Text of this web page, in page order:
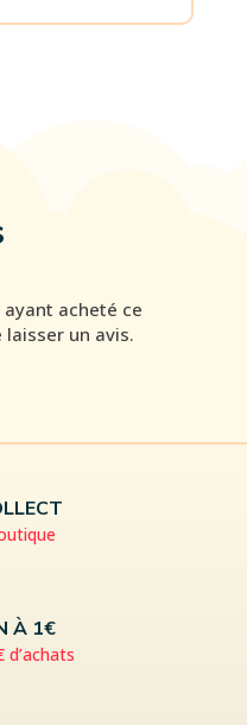
acheté ce
un avis.
À 1€
d’achats